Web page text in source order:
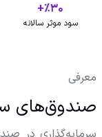
٪+۳۰
سود موثر سالانه
معرفی
صندوق‌های